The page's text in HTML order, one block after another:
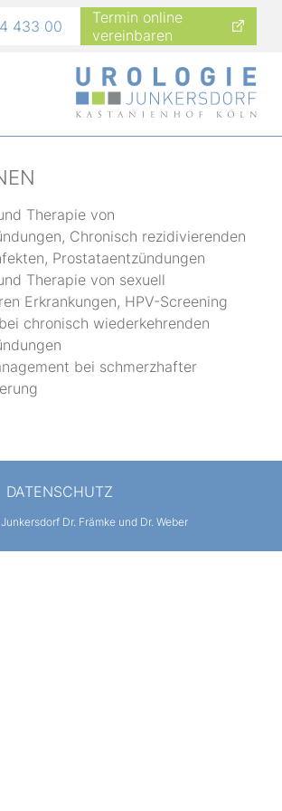
433 00
Termin online
vereinbaren
Therapie von
Chronisch rezidivierenden
Prostataentzündungen
Therapie von sexuell
Erkrankungen, HPV-Screening
chronisch wiederkehrenden
bei schmerzhafter
DATENSCHUTZ
Dr. Främke und Dr. Weber